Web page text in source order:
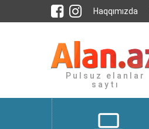
Haqqımızda
Pulsuz elanlar
saytı